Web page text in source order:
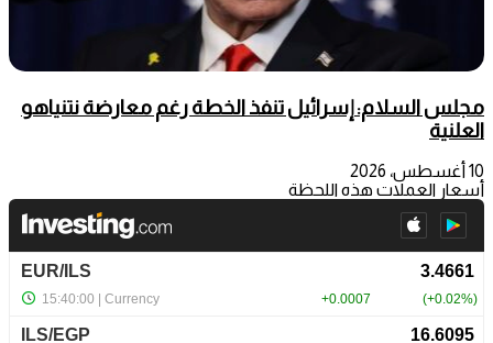
مجلس السلام: إسرائيل تنفذ الخطة رغم معارضة نتنياهو
العلنية
10 أغسطس، 2026
أسعار العملات هذه اللحظة